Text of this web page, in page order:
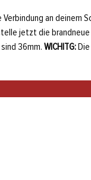
an deinem
jetzt die
36mm. WICHITG: